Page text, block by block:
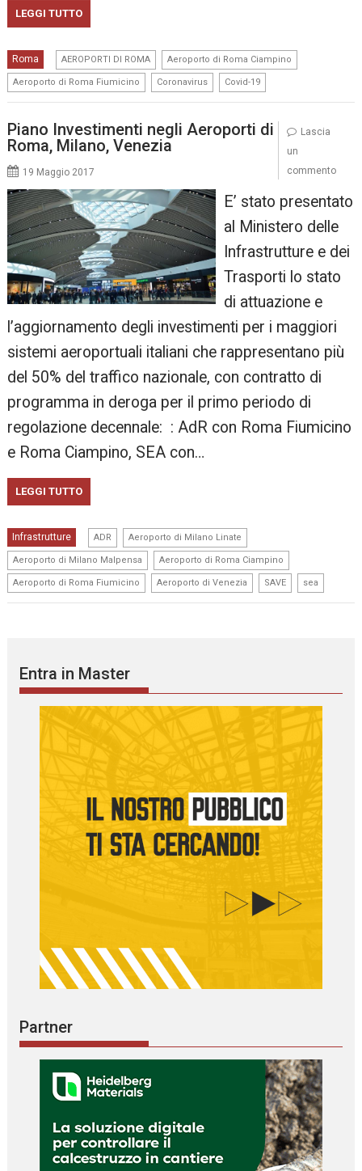
LEGGI TUTTO
Roma AEROPORTI DI ROMA Aeroporto di Roma Ciampino
Aeroporto di Roma Fiumicino Coronavirus Covid-19
Piano Investimenti negli Aeroporti di
Roma, Milano, Venezia
19 Maggio 2017
E’ stato presentato
al Ministero delle
Infrastrutture e dei
Trasporti lo stato
di attuazione e
l’aggiornamento degli investimenti per i maggiori
sistemi aeroportuali italiani che rappresentano più
del 50% del traffico nazionale, con contratto di
programma in deroga per il primo periodo di
regolazione decennale: : AdR con Roma Fiumicino
e Roma Ciampino, SEA con…
LEGGI TUTTO
Infrastrutture ADR Aeroporto di Milano Linate
Aeroporto di Milano Malpensa Aeroporto di Roma Ciampino
Aeroporto di Roma Fiumicino Aeroporto di Venezia SAVE sea
Lascia
un
commento
Entra in Master
Partner